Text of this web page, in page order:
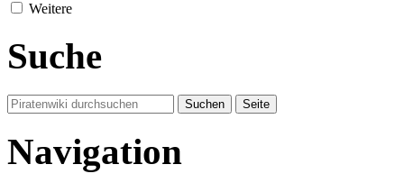
Weitere
Suche
Navigation